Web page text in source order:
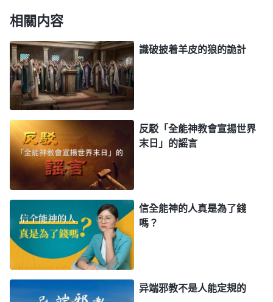
規模的鎮壓行動，甚至派出特警、武警、軍隊抓捕手
無寸鐵的基督徒，抓到後便施行酷刑折磨、打死白
死。據不完全統計，截至2019年1月31日，2018年全
年至少有23,440名全能神教會基督徒因信全能神，
參與聚會、傳福音等正當信仰活動而遭到中共當局的
直接迫害：至少有10,984人被抓捕，其中6,687人被
短暫或長期拘留，目前至少2,370人仍然在押，685
人遭受各種酷刑或被强制洗腦，384人被判刑，192
名基督徒被判刑3年或3年以上，8人被判刑10年以
上；至少有19名基督徒被迫害致死，其中6人死于
「教育轉化中心」等中共的法外審訊機構。據粗略統
計，從2014年至2018年底，整個中國大陸至少有六
十萬基督徒為躲避中共的抓捕迫害四處逃亡、妻離子
散、有家難歸……
我身邊就有很多弟兄姊妹因着中共的逼迫、抓
相關内容
識破披着羊皮的狼的詭計
反駁「全能神教會宣揚世界
末日」的謡言
信全能神的人真是為了錢
嗎？
异端邪教不是人能定規的